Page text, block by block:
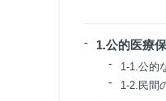
1.公的医療
1-1.公的
1-2.民間